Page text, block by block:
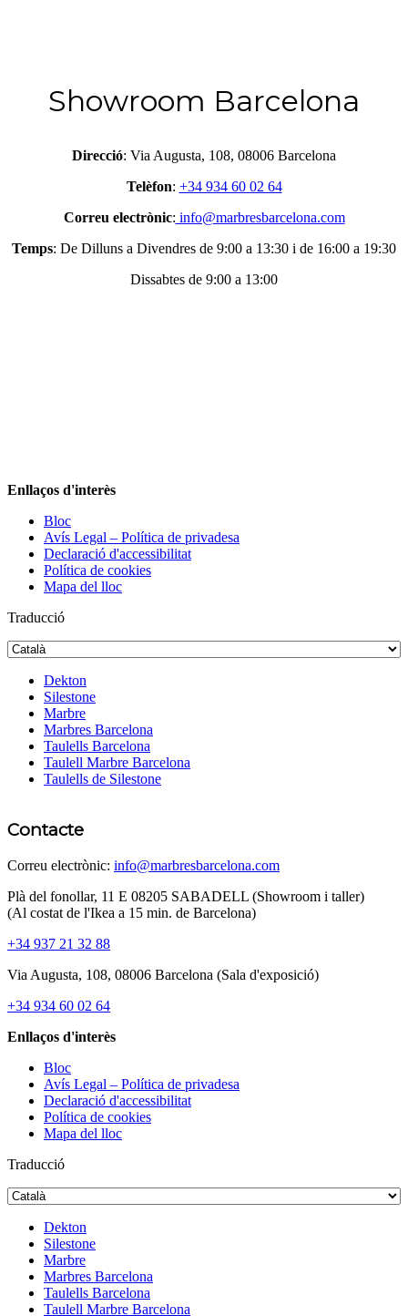
Showroom Barcelona
Direcció: Via Augusta, 108, 08006 Barcelona
Telèfon: +34 934 60 02 64
Correu electrònic: info@marbresbarcelona.com
Temps: De Dilluns a Divendres de 9:00 a 13:30 i de 16:00 a 19:30
Dissabtes de 9:00 a 13:00
Enllaços d'interès
Bloc
Avís Legal – Política de privadesa
Declaració d'accessibilitat
Política de cookies
Mapa del lloc
Traducció
Dekton
Silestone
Marbre
Marbres Barcelona
Taulells Barcelona
Taulell Marbre Barcelona
Taulells de Silestone
Contacte
Correu electrònic: info@marbresbarcelona.com
Plà del fonollar, 11 E 08205 SABADELL (Showroom i taller)
(Al costat de l'Ikea ​​a 15 min. de Barcelona)
+34 937 21 32 88
Via Augusta, 108, 08006 Barcelona (Sala d'exposició)
+34 934 60 02 64
Enllaços d'interès
Bloc
Avís Legal – Política de privadesa
Declaració d'accessibilitat
Política de cookies
Mapa del lloc
Traducció
Dekton
Silestone
Marbre
Marbres Barcelona
Taulells Barcelona
Taulell Marbre Barcelona